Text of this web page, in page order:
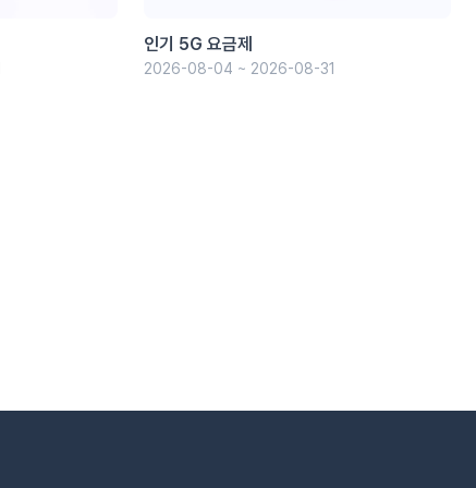
인기 5G 요금제
2026-08-04 ~ 2026-08-31